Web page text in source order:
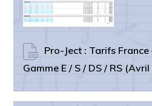
Pro-Ject : Tarifs
Gamme E / S / DS / RS